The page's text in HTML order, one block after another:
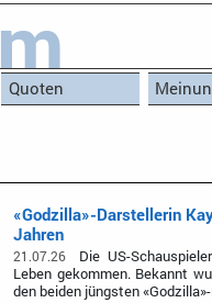
Quoten
«Godzilla»-Darstellerin
Jahren
21.07.26
Die US-
Leben gekommen. Bekannt
den beiden jüngsten